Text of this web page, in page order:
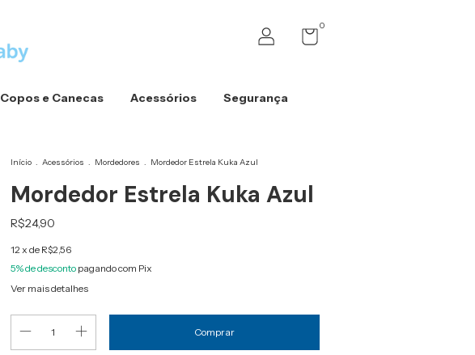
0
Copos e Canecas Acessórios Segurança
Início Acessórios Mordedores Mordedor Estrela Kuka Azul
Mordedor Estrela Kuka Azul
R$24,90
12 x de R$2,56
5% de descontopagando com Pix
Ver mais detalhes